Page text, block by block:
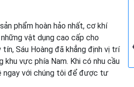
phẩm hoàn hảo nhất, cơ khí
vật dụng cao cấp cho
Sáu Hoàng đã khẳng định vị trí
vực phía Nam. Khi có nhu cầu
ngay với chúng tôi để được tư